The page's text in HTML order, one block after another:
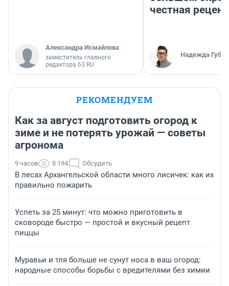
Александра Исмайлова
заместитель главного
редактора 63.RU
честная
Надежда
РЕКОМЕНДУЕМ
Как за август подготовить огород к
зиме и не потерять урожай — советы
агронома
9 часов 8 194 Обсудить
В лесах Архангельской области много лисичек: как их
правильно пожарить
Успеть за 25 минут: что можно приготовить в
сковороде быстро — простой и вкусный рецепт
пиццы
Муравьи и тля больше не сунут носа в ваш огород:
народные способы борьбы с вредителями без химии